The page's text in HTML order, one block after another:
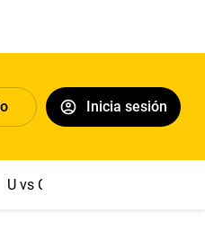
Inicia sesión
U vs Cristal